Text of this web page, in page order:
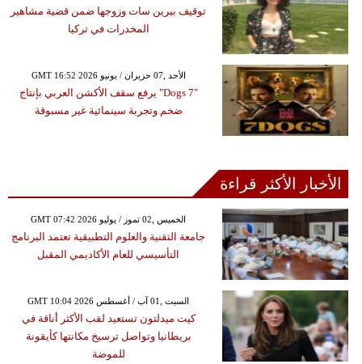
توقيف بيرين سات وزوجها ضمن قضية مشاهير
المخدرات في تركيا
GMT 16:52 2026 الأحد ,07 حزيران / يونيو
"7 Dogs" يرفع سقف الأكشن العربي بإنتاج
ضخم وتجربة سينمائية غير مسبوقة
الأخبار الأكثر قراءة
GMT 07:42 2026 الخميس ,02 تموز / يوليو
جامعة التقنية والعلوم التطبيقية تعتمد البرنامج
التأسيسي للعام الأكاديمي المقبل
GMT 10:04 2026 السبت ,01 آب / أغسطس
كيت ميدلتون تستعيد لقب الأكثر أناقة في
بريطانيا وتواصل ترسيخ مكانتها كأيقونة
للموضة